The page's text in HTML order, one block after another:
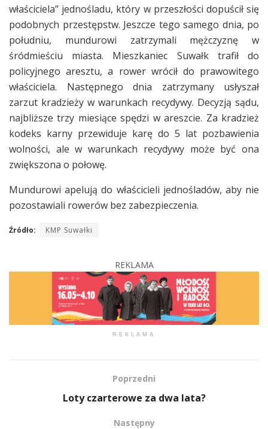
właściciela” jednośladu, który w przeszłości dopuścił się
podobnych przestępstw. Jeszcze tego samego dnia, po
południu, mundurowi zatrzymali mężczyznę w
śródmieściu miasta. Mieszkaniec Suwałk trafił do
policyjnego aresztu, a rower wrócił do prawowitego
właściciela. Następnego dnia zatrzymany usłyszał
zarzut kradzieży w warunkach recydywy. Decyzją sądu,
najbliższe trzy miesiące spędzi w areszcie. Za kradzież
kodeks karny przewiduje karę do 5 lat pozbawienia
wolności, ale w warunkach recydywy może być ona
zwiększona o połowę.
Mundurowi apelują do właścicieli jednośladów, aby nie
pozostawiali rowerów bez zabezpieczenia.
Źródło: KMP Suwałki
REKLAMA
REKLAMA
Poprzedni
Loty czarterowe za dwa lata?
Następny